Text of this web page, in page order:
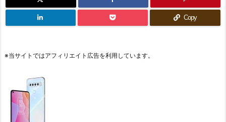
Copy
※当サイトではアフィリエイト広告を利用しています。